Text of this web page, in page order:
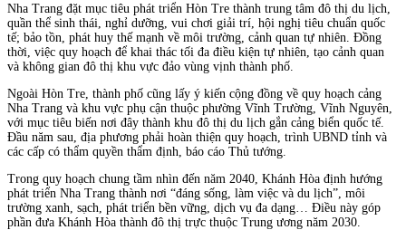
Nha Trang đặt mục tiêu phát triển Hòn Tre thành trung tâm đô thị du lịch,
quần thể sinh thái, nghỉ dưỡng, vui chơi giải trí, hội nghị tiêu chuẩn quốc
tế; bảo tồn, phát huy thế mạnh về môi trường, cảnh quan tự nhiên. Đồng
thời, việc quy hoạch để khai thác tối đa điều kiện tự nhiên, tạo cảnh quan
và không gian đô thị khu vực đảo vùng vịnh thành phố.
Ngoài Hòn Tre, thành phố cũng lấy ý kiến cộng đồng về quy hoạch cảng
Nha Trang và khu vực phụ cận thuộc phường Vĩnh Trường, Vĩnh Nguyên,
với mục tiêu biến nơi đây thành khu đô thị du lịch gắn cảng biển quốc tế.
Đầu năm sau, địa phương phải hoàn thiện quy hoạch, trình UBND tỉnh và
các cấp có thẩm quyền thẩm định, báo cáo Thủ tướng.
Trong quy hoạch chung tầm nhìn đến năm 2040, Khánh Hòa định hướng
phát triển Nha Trang thành nơi “đáng sống, làm việc và du lịch”, môi
trường xanh, sạch, phát triển bền vững, dịch vụ đa dạng… Điều này góp
phần đưa Khánh Hòa thành đô thị trực thuộc Trung ương năm 2030.